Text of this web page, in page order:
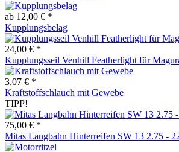
ab 12,00 € *
Kupplungsbelag
24,00 € *
Kupplungsseil Venhill Featherlight für
3,07 € *
Kraftstoffschlauch mit Gewebe
TIPP!
75,00 € *
Mitas Langbahn Hinterreifen SW 13 2.75 -